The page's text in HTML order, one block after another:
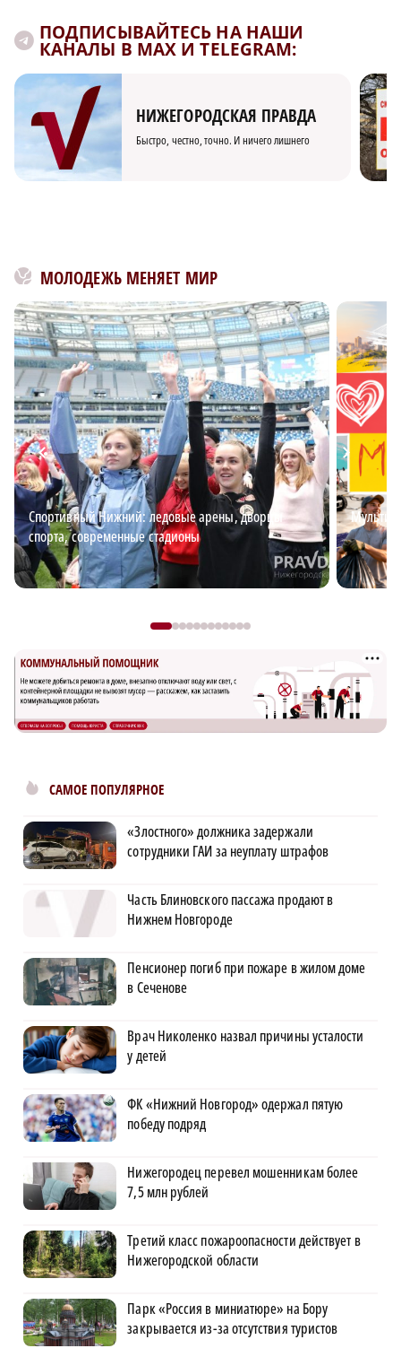
ПОДПИСЫВАЙТЕСЬ НА НАШИ
КАНАЛЫ В MAX И TELEGRAM:
НИЖЕГОРОДСКАЯ ПРАВДА
Быстро, честно, точно. И ничего лишнего
МОЛОДЕЖЬ МЕНЯЕТ МИР
Спортивный Нижний: ледовые арены, дворцы
спорта, современные стадионы
САМОЕ ПОПУЛЯРНОЕ
«Злостного» должника задержали
сотрудники ГАИ за неуплату штрафов
Часть Блиновского пассажа продают в
Нижнем Новгороде
Пенсионер погиб при пожаре в жилом доме
в Сеченове
Врач Николенко назвал причины усталости
у детей
ФК «Нижний Новгород» одержал пятую
победу подряд
Нижегородец перевел мошенникам более
7,5 млн рублей
Третий класс пожароопасности действует в
Нижегородской области
Парк «Россия в миниатюре» на Бору
закрывается из-за отсутствия туристов